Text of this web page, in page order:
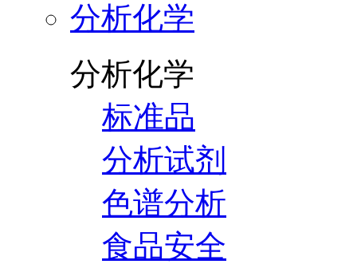
分析化学
分析化学
标准品
分析试剂
色谱分析
食品安全